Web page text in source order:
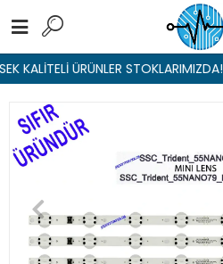
KALİTELİ ÜRÜNLER STOKLARIMIZDA!...